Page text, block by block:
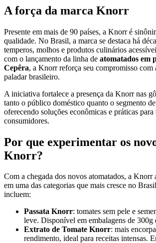
A força da marca Knorr
Presente em mais de 90 países, a Knorr é
qualidade. No Brasil, a marca se destaca há
temperos, molhos e produtos culinários
com o lançamento da linha de atomatados em
Cepêra, a Knorr reforça seu compromisso com
paladar brasileiro.
A iniciativa fortalece a presença da Knorr nas
tanto o público doméstico quanto o segmento
oferecendo soluções econômicas e práticas
consumidores.
Por que experimentar os
Knorr?
Com a chegada dos novos atomatados, a Knorr
em uma das categorias que mais cresce no
incluem:
Passata Knorr: tomates sem pele e
leve. Disponível em embalagens de 300g
Extrato de Tomate Knorr: mais
rendimento, ideal para receitas intensas.